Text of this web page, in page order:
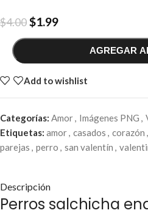
$4.00$1.99
AGREGAR
Add to wishlist
Categorías: Amor, Imágenes PNG ,
Etiquetas: amor, casados , corazón ,
parejas , perro , san valentín ,
Descripción
Perros salchicha